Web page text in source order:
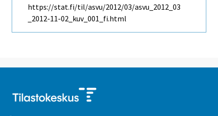
https://stat.fi/til/asvu/2012/03/asvu_2012_03
_2012-11-02_kuv_001_fi.html